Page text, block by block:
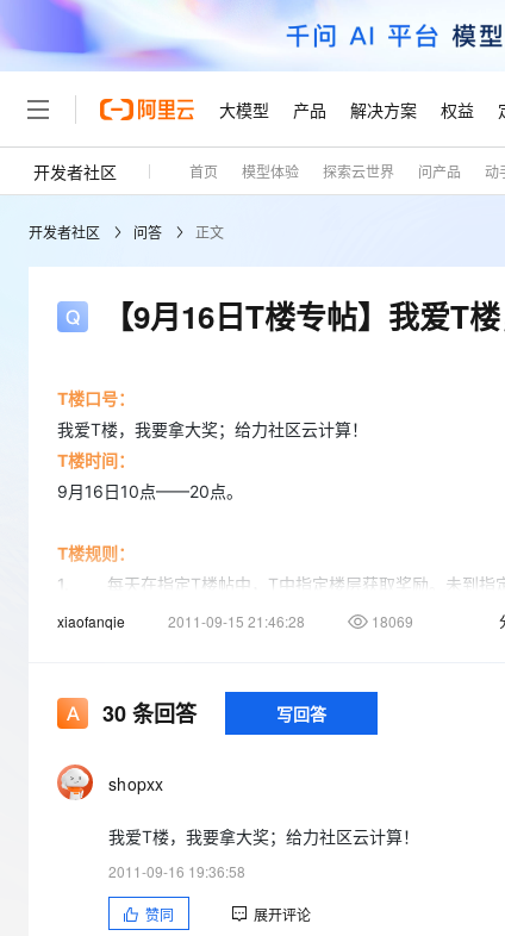
大模型 产品 解决方案 权益
开发者社区 首页 模型体验 探索云世界 问产品 动
开发者社区 问答 正文
【9月16日T楼专帖】我爱T
T楼口号：
我爱T楼，我要拿大奖；给力社区云计算！
T楼时间：
9月16日10点——20点。
T楼规则：
1. 每天在指定T楼帖中，T中指定楼层获取奖励。未到指定
2. 同一用户不得连续回帖 3楼以上，连续回帖超过3楼属
5. T中奖励楼层属于无效T楼的，奖品放到后一天。
6. 一个用户一天只有一次获奖机会，多次获奖保留最高奖
T楼奖励：
1. 获奖楼层根据T楼日期而变动。
2. T楼奖励在第二个工作日发放。
3. 前一天没有拿走的奖品累加到第二天，累加奖获奖楼层
4. 常规获奖楼层规则：
xiaofanqie 2011-09-15 21:46:28 18069
30条回答 写回答
shopxx
我爱T楼，我要拿大奖；给力社区云计算！
2011-09-16 19:36:58
赞同 展开评论
大模型
产品
精选产品
人工智能与机器学习
计算
容器
网络与CDN
安全
数据库
大数据计算
媒体服务
企业服务与云通信
域名与网站
精选产品
轻量应用服务器
大数据开发治理平
云防火墙
解决方案
精选解决方案
AI
互联网应用开发
大数据
安全
网络
上云与迁云
企业出海
精选解决方案
GLM-5.2：长任务
权益
定价
云市场
伙伴
服务
了解阿里云